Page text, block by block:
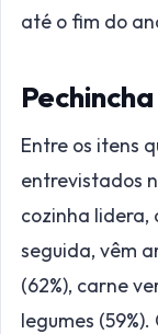
até o fim do
Pechincha
Entre os itens
entrevistados
cozinha lidera,
seguida, vêm
(62%), carne
legumes